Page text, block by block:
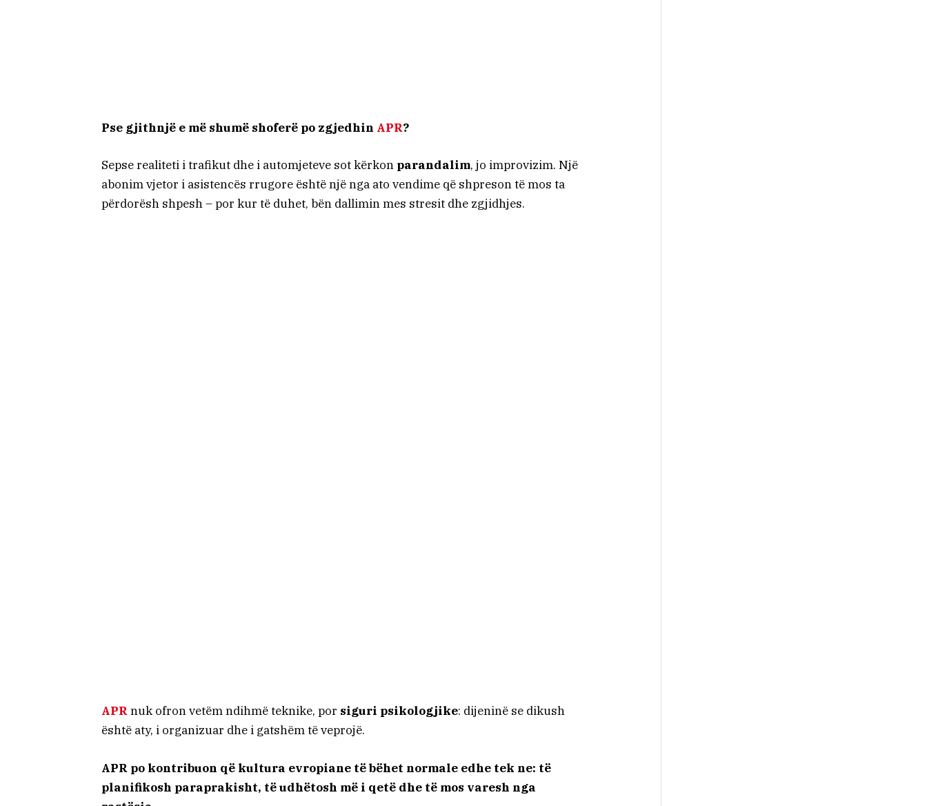
Pse gjithnjë e më shumë shoferë po zgjedhin APR?
Sepse realiteti i trafikut dhe i automjeteve sot kërkon parandalim, jo improvizim. Një
abonim vjetor i asistencës rrugore është një nga ato vendime që shpreson të mos ta
përdorësh shpesh – por kur të duhet, bën dallimin mes stresit dhe zgjidhjes.
APRnuk ofron vetëm ndihmë teknike, por siguri psikologjike: dijeninë se dikush
është aty, i organizuar dhe i gatshëm të veprojë.
APR po kontribuon që kultura evropiane të bëhet normale edhe tek ne: të
planifikosh paraprakisht, të udhëtosh më i qetë dhe të mos varesh nga